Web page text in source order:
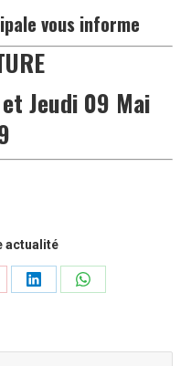
vous informe
et Jeudi 09 Mai
actualité
PartagerPartager